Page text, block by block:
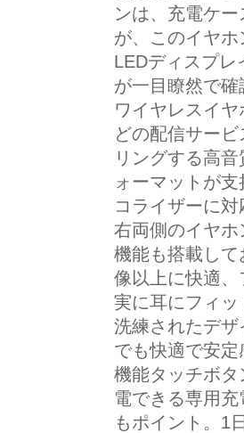
ンは、充電ケ
が、このイヤ
LEDディスプ
が一目瞭然で
ワイヤレスイ
どの配信サー
リングする高
ォーマットが
コライザーに
右両側のイヤ
機能も搭載し
像以上に快適
実に耳にフィ
洗練されたデ
でも快適で安
機能タッチボ
電できる専用
もポイント。1